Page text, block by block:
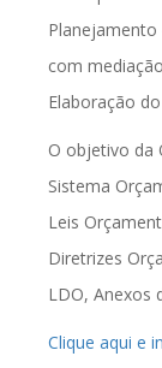
com
Elaboração
O objetivo da
Sistema
Leis
Diretrizes
LDO, Anexos
Clique aqui e